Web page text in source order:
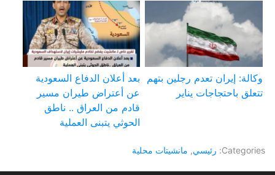
وكالة: إيران تعدم رجلين بتهم
تتعلق باحتجاجات يناير
بعد أعلان الدفاع السعودية
عن أعتراض طيران مسير
قادم من العراق .. ناطق
الحوثي يتبنى العملية
Categories: رئيسي, مانشيتات محلية